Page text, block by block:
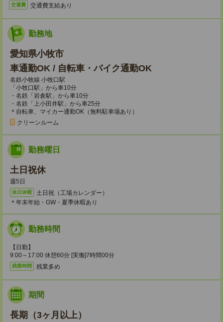
交通費 交通費支給あり
勤務地
愛知県小牧市
車通勤OK / 自転車・バイク通勤OK
名鉄小牧線 小牧口駅
「小牧口駅」から車10分
・名鉄「岩倉駅」から車10分
・名鉄「上小田井駅」から車25分
＊自転車、マイカー通勤OK（無料駐車場あり）
クリーンルーム
勤務曜日
土日祝休
週5日
休日休暇
土日祝（工場カレンダー）
＊年末年始・GW・夏季休暇あり
勤務時間
【日勤】
9:00～17:00 休憩60分 [実働]7時間00分
残業時間 残業多め
期間
長期（3ヶ月以上）